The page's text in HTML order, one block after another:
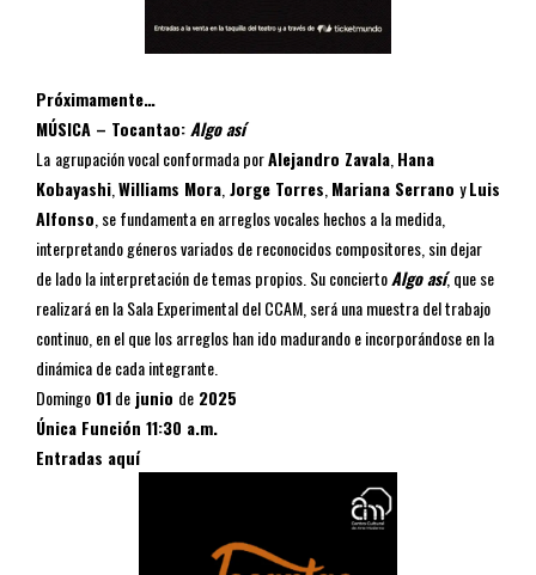
Próximamente…
MÚSICA – Tocantao: Algo así
La agrupación vocal conformada porAlejandro Zavala Hana
Kobayashi Williams Mora Jorge Torres Mariana Serrano yLuis
Alfonso , se fundamenta en arreglos vocales hechos a la medida,
interpretando géneros variados de reconocidos compositores, sin dejar
de lado la interpretación de temas propios. Su conciertoAlgo así, que se
realizará en la Sala Experimental del CCAM, será una muestra del trabajo
continuo, en el que los arreglos han ido madurando e incorporándose en la
dinámica de cada integrante.
Domingo 01de junio de 2025
Única Función 11:30 a.m.
Entradas aquí